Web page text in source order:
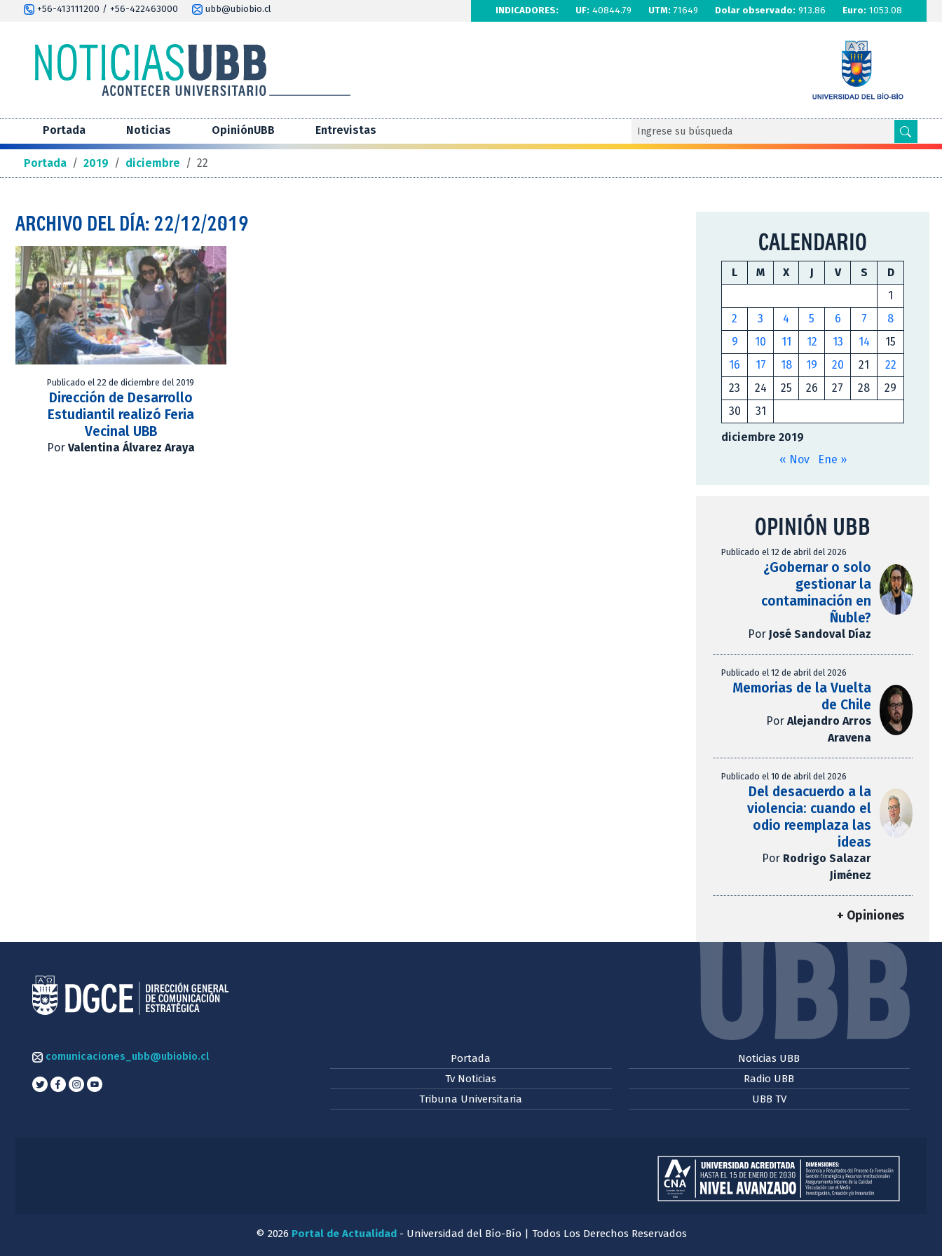
+56-413111200 / +56-422463000 ubb@ubiobio.cl INDICADORES: UF: 40844.79 UTM: 71649 Dolar observado: 913.86 Euro: 1053.08
Portada Noticias OpiniónUBB Entrevistas
Portada / 2019 / diciembre / 22
ARCHIVO DEL DÍA: 22/12/2019
Publicado el 22 de diciembre del 2019
Dirección de Desarrollo
Estudiantil realizó Feria
Vecinal UBB
Por Valentina Álvarez Araya
CALENDARIO
diciembre 2019
L M X J V S
D
1
2
3 4 5 6 7
8
9
10 11 12 13 14
15
16
17 18 19 20 21
22
23
24 25 26 27 28
29
30
31
« Nov Ene »
OPINIÓN UBB
Publicado el 12 de abril del 2026
¿Gobernar o solo
gestionar la
contaminación en
Ñuble?
Por José Sandoval Díaz
Publicado el 12 de abril del 2026
Memorias de la Vuelta
de Chile
Por Alejandro Arros
Aravena
Publicado el 10 de abril del 2026
Del desacuerdo a la
violencia: cuando el
odio reemplaza las
ideas
Por Rodrigo Salazar
Jiménez
+ Opiniones
comunicaciones_ubb@ubiobio.cl
Portada
Tv Noticias
Tribuna Universitaria
Noticias UBB
Radio UBB
UBB TV
© 2026 Portal de Actualidad- Universidad del Bío-Bío | Todos Los Derechos Reservados